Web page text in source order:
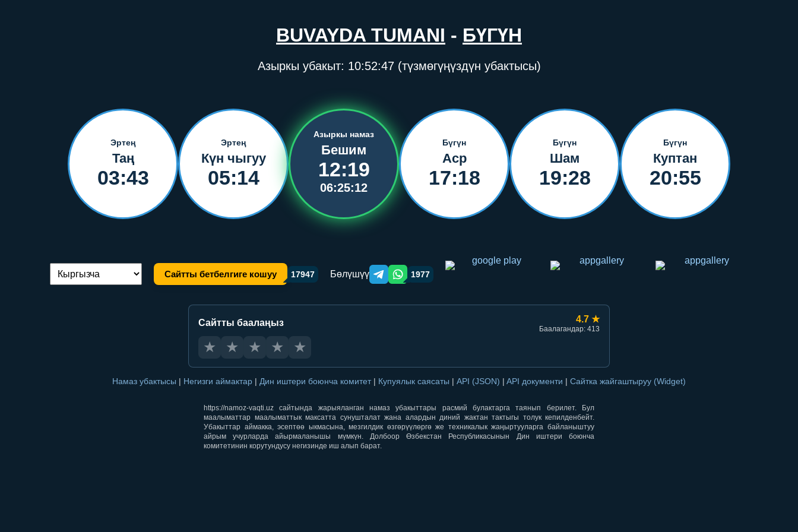
BUVAYDA TUMANI - БҮГҮН
Азыркы убакыт: 10:52:48(түзмөгүңүздүн убактысы)
Эртең
Таң
03:43
Эртең
Күн чыгуу
05:14
Азыркы намаз
Бешим
12:19
06:25:11
Бүгүн
Аср
17:18
Бүгүн
Шам
19:28
Бүгүн
Куптан
20:55
Тилди алмаштыруу: Сайтты бетбелгиге кошуу 17947 Бөлүшүү Telegram orqali ulashish
WhatsApp orqali ulashish
1977
Сайтты баалаңыз 4.7 ★
Баалагандар: 413
★ ★ ★ ★ ★
Намаз убактысы | Негизги аймактар | Дин иштери боюнча комитет | Купуялык саясаты | API (JSON) | API документи | Сайтка жайгаштыруу (Widget)
https://namoz-vaqti.uz сайтында жарыяланган намаз убакыттары расмий булактарга таянып берилет. Бул
маалыматтар маалыматтык максатта сунушталат жана алардын диний жактан тактыгы толук кепилденбейт.
Убакыттар аймакка, эсептөө ыкмасына, мезгилдик өзгөрүүлөргө же техникалык жаңыртууларга байланыштуу
айрым учурларда айырмаланышы мүмкүн. Долбоор Өзбекстан Республикасынын Дин иштери боюнча
комитетинин корутундусу негизинде иш алып барат.